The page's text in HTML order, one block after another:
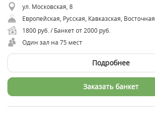
ул. Московская, 8
Европейская, Русская, Кавказская, Восточная
1800 руб. / Банкет от 2000 руб.
Один зал на 75 мест
Подробнее
Заказать банкет